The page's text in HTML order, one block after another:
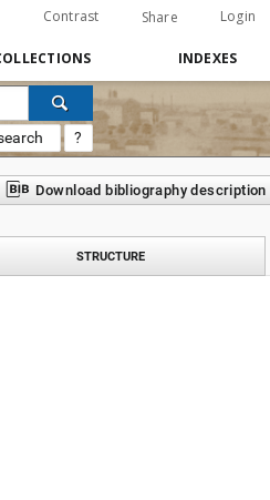
Contrast Share Login
INDEXES
?
Download bibliography description
STRUCTURE